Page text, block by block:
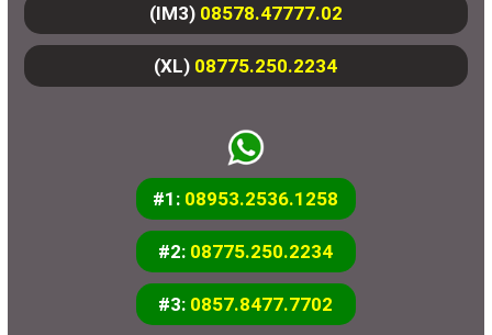
(IM3) 08578.47777.02
(XL) 08775.250.2234
#1: 08953.2536.1258
#2: 08775.250.2234
#3: 0857.8477.7702